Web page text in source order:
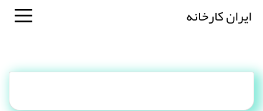
ایران کارخانه